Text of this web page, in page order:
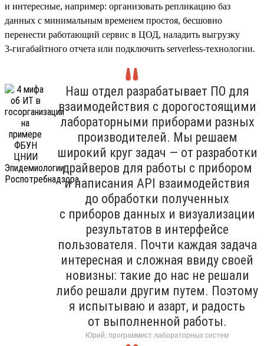
и интересные, например: организовать репликацию баз
данных с минимальным временем простоя, бесшовно
перенести работающий сервис в ЦОД, наладить выгрузку
3‑гигабайтного отчета или подключить serverless-технологии.
Наш отдел разрабатывает ПО для
взаимодействия с дорогостоящими
лабораторными приборами разных
производителей. Мы решаем
широкий круг задач — от разработки
драйверов для работы с прибором
и написания API взаимодействия
до обработки полученных
с приборов данных и визуализации
результатов в интерфейсе
пользователя. Почти каждая задача
интересная и сложная ввиду своей
новизны: такие до нас не решали
либо решали другим путем. Поэтому
я испытываю и азарт, и радость
от выполненной работы.
Юрий, программист лабораторных систем